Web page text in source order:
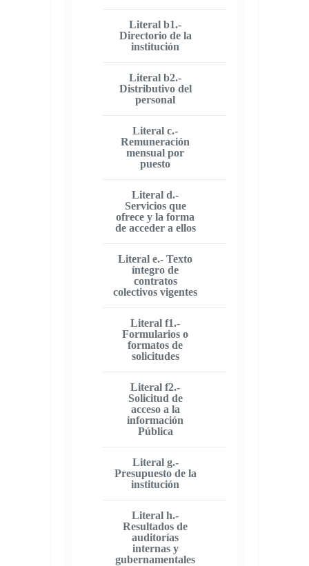
Literal b1.-
Directorio de la
institución
Literal b2.-
Distributivo del
personal
Literal c.-
Remuneración
mensual por
puesto
Literal d.-
Servicios que
ofrece y la forma
de acceder a ellos
Literal e.- Texto
íntegro de
contratos
colectivos vigentes
Literal f1.-
Formularios o
formatos de
solicitudes
Literal f2.-
Solicitud de
acceso a la
información
Pública
Literal g.-
Presupuesto de la
institución
Literal h.-
Resultados de
auditorías
internas y
gubernamentales